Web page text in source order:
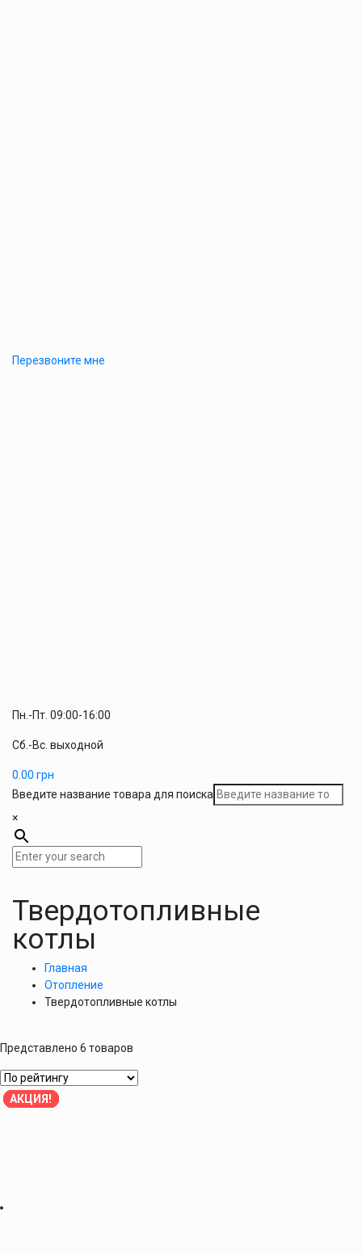
Перезвоните мне
Пн.-Пт. 09:00-16:00
Сб.-Вс. выходной
0.00 грн
Введите название товара для поиска
×
Твердотопливные
котлы
Главная
Отопление
Твердотопливные котлы
Представлено 6 товаров
АКЦИЯ!
АКЦИЯ!
АКЦИЯ!
АКЦИЯ!
АКЦИЯ!
АКЦИЯ!